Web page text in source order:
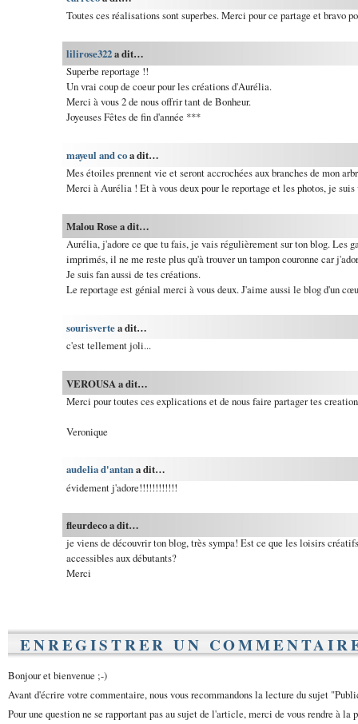
Toutes ces réalisations sont superbes. Merci pour ce partage et bravo
lilirose322a dit…
Superbe reportage !!
Un vrai coup de coeur pour les créations d'Aurélia.
Merci à vous 2 de nous offrir tant de Bonheur.
Joyeuses Fêtes de fin d'année ***
mayeul and coa dit…
Mes étoiles prennent vie et seront accrochées aux branches de mon
Merci à Aurélia ! Et à vous deux pour le reportage et les photos, je
Malou Rose a dit…
Aurélia, j'adore ce que tu fais, je vais régulièrement sur ton blog. Les
imprimés, il ne me reste plus qu'à trouver un tampon couronne car
Je suis fan aussi de tes créations.
Le reportage est génial merci à vous deux. J'aime aussi le blog d'un
sourisvertea dit…
c'est tellement joli...
VEROUSA a dit…
Merci pour toutes ces explications et de nous faire partager tes
Veronique
audelia d'antana dit…
évidement j'adore!!!!!!!!!!!!
fleurdeco a dit…
je viens de découvrir ton blog, très sympa! Est ce que les loisirs
accessibles aux débutants?
Merci
ENREGISTRER UN
Bonjour et bienvenue ;-)
Avant d'écrire votre commentaire, nous vous recommandons la lecture du sujet
Pour une question ne se rapportant pas au sujet de l'article, merci de vous rendre à la